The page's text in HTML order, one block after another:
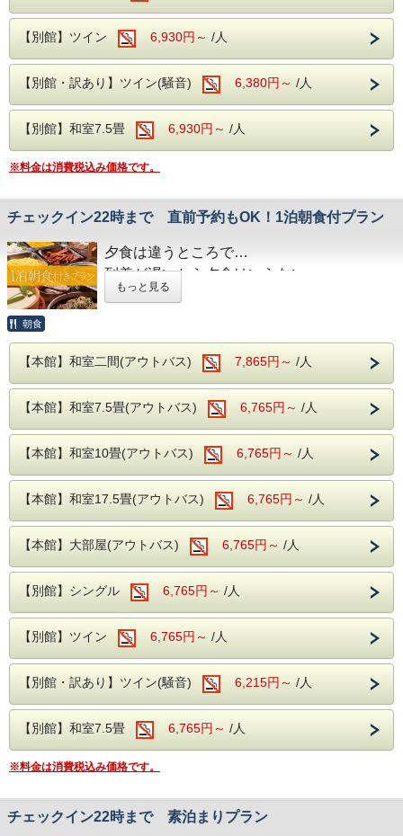
近隣には日本三名瀑の【袋田の滝】や滝の裏側がの
ぞける【月待の滝】、
ノスタルジックな佇まいから、数々のドラマや映画
のロケ地になっている
【旧上岡小学校】など名所も数多くございます。
大浴場は【大子温泉】となり、
古くから美人の湯とされた肌を滑らかにする、
ヌメヌメ感を体験してください。
夕食・朝食共に
お好きなものをお好きなだけ、お召し上がりがりい
ただける
ビュッフェスタイルとなります。
さらに、さらに
生ビールや日本酒の地酒までが飲み放題となりセッ
トでお楽しみいただけます！
※近隣に、コンビニエンスストアがございます。
館内には、コインランドリーやカップ麺の自動販
【別館】ツイン 6,930円～ /人
【別館・訳あり】ツイン(騒音) 6,380円～ /人
【別館】和室7.5畳 6,930円～ /人
※料金は消費税込み価格です。
チェックイン22時まで 直前予約もOK！1泊朝食付プラン
夕食は違うところで…
到着が遅いから夕食はいらない…
など、お客様のニーズに合わせたプランで
奥久慈館は
袋田の滝をはじめ、久慈川沿いの風光明媚な
4月中旬には桜、下旬から5月中旬に掛けては
新緑が望めます
近隣には日本三名瀑の【袋田の滝】や滝の裏
ノスタルジックな佇まいから、数々のドラマ
や映画のロケ地になっている
【旧上岡小学校】など名所も数多くございま
す。
大浴場は【大子温泉】となり、
古くから美人の湯とされた肌を滑らかにす
る、
PH8.75ナトリウム-硫酸塩・塩化物温泉で
す！
ヌメヌメ感を体験してください。
※近隣に、コンビニエンスストアがございま
もっと見る
朝食
【本館】和室二間(アウトバス) 7,865円～ /人
【本館】和室7.5畳(アウトバス) 6,765円～ /人
【本館】和室10畳(アウトバス) 6,765円～ /人
【本館】和室17.5畳(アウトバス) 6,765円～ /人
【本館】大部屋(アウトバス) 6,765円～ /人
【別館】シングル 6,765円～ /人
【別館】ツイン 6,765円～ /人
【別館・訳あり】ツイン(騒音) 6,215円～ /人
【別館】和室7.5畳 6,765円～ /人
※料金は消費税込み価格です。
チェックイン22時まで 素泊まりプラン